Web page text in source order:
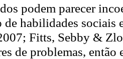
podem parecer
de habilidades sociais
Fitts, Sebby &
de problemas, então